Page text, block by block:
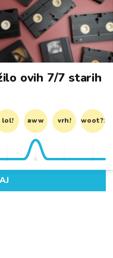
ovih 7/7 starih
lol! aww vrh! woot?!